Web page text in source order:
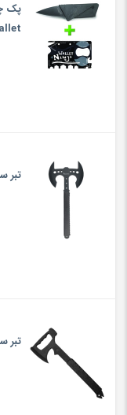
پک
تبر
تبر